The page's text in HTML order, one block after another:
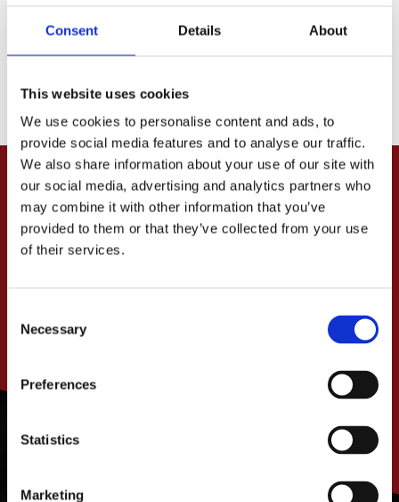
Consent Details About
This website uses cookies
We use cookies to personalise content and ads, to
provide social media features and to analyse our traffic.
We also share information about your use of our site with
our social media, advertising and analytics partners who
may combine it with other information that you’ve
provided to them or that they’ve collected from your use
of their services.
Necessary
Preferences
Statistics
Marketing